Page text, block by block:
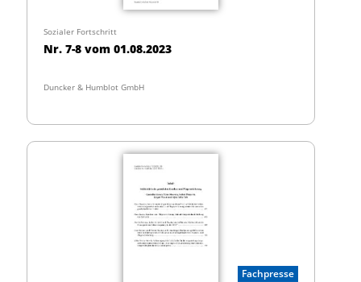
Sozialer Fortschritt
Nr. 7-8 vom 01.08.2023
Duncker & Humblot GmbH
Fachpresse